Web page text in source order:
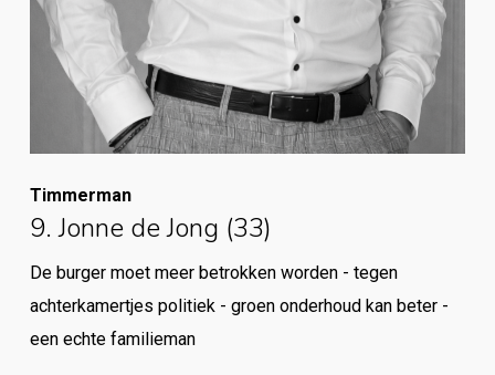
Timmerman
9. Jonne de Jong (33)
De burger moet meer betrokken worden - tegen
achterkamertjes politiek - groen onderhoud kan beter -
een echte familieman